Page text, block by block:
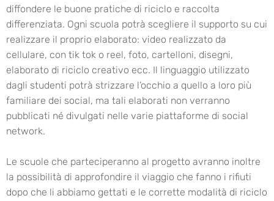
diffondere le buone pratiche di riciclo e raccolta
differenziata. Ogni scuola potrà scegliere il supporto su cui
realizzare il proprio elaborato: video realizzato da
cellulare, con tik tok o reel, foto, cartelloni, disegni,
elaborato di riciclo creativo ecc. Il linguaggio utilizzato
dagli studenti potrà strizzare l’occhio a quello a loro più
familiare dei social, ma tali elaborati non verranno
pubblicati né divulgati nelle varie piattaforme di social
network.
Le scuole che parteciperanno al progetto avranno inoltre
la possibilità di approfondire il viaggio che fanno i rifiuti
dopo che li abbiamo gettati e le corrette modalità di riciclo